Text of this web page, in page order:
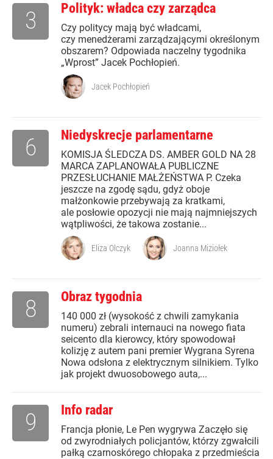
Polityk: władca czy zarządca
Czy politycy mają być władcami,
czy menedżerami zarządzającymi określonym
obszarem? Odpowiada naczelny tygodnika
„Wprost” Jacek Pochłopień.
3
Jacek Pochłopień
Niedyskrecje parlamentarne
KOMISJA ŚLEDCZA DS. AMBER GOLD NA 28
MARCA ZAPLANOWAŁA PUBLICZNE
PRZESŁUCHANIE MAŁŻEŃSTWA P. Czeka
jeszcze na zgodę sądu, gdyż oboje
małżonkowie przebywają za kratkami,
ale posłowie opozycji nie mają najmniejszych
wątpliwości, że takowa zostanie...
6
Eliza Olczyk Joanna Miziołek
Obraz tygodnia
140 000 zł (wysokość z chwili zamykania
numeru) zebrali internauci na nowego fiata
seicento dla kierowcy, który spowodował
kolizję z autem pani premier Wygrana Syrena
Nowa odsłona z elektrycznym silnikiem. Tylko
jak projekt dwuosobowego auta,...
8
Info radar
Francja płonie, Le Pen wygrywa Zaczęło się
od zwyrodniałych policjantów, którzy zgwałcili
pałką czarnoskórego chłopaka z przedmieścia
9